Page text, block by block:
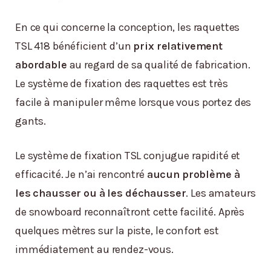
En ce qui concerne la conception, les raquettes
TSL 418 bénéficient d’un prix relativement
abordable au regard de sa qualité de fabrication.
Le système de fixation des raquettes est très
facile à manipuler même lorsque vous portez des
gants.
Le système de fixation TSL conjugue rapidité et
efficacité. Je n’ai rencontré aucun problème à
les chausser ou à les déchausser. Les amateurs
de snowboard reconnaîtront cette facilité. Après
quelques mètres sur la piste, le confort est
immédiatement au rendez-vous.